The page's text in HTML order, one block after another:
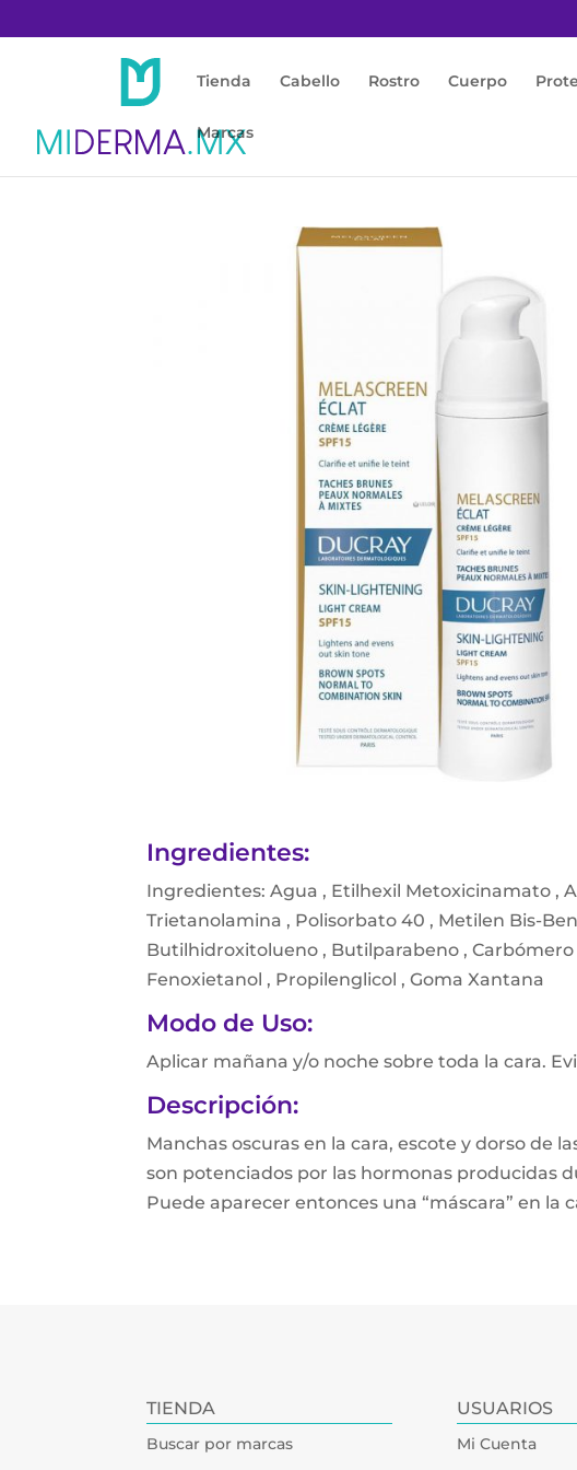
Tienda Cabello Rostro Cuerpo
Marcas
Ingredientes:
Ingredientes: Agua , Etilhexil Metoxicinamato ,
Trietanolamina , Polisorbato 40 , Metilen Bis-
Butilhidroxitolueno , Butilparabeno , Carbómero
Fenoxietanol , Propilenglicol , Goma Xantana
Modo de Uso:
Aplicar mañana y/o noche sobre toda la cara.
Descripción:
Manchas oscuras en la cara, escote y dorso de
son potenciados por las hormonas producidas
Puede aparecer entonces una “máscara” en
TIENDA
Buscar por marcas
USUARIOS
Mi Cuenta